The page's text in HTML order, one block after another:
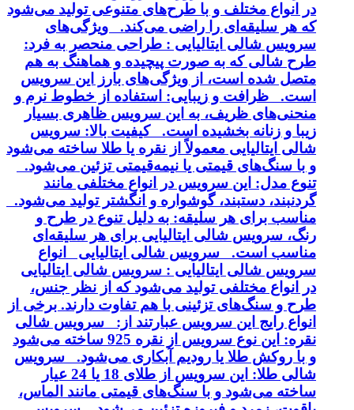
در انواع مختلف و با طرح‌های متنوعی تولید می‌شود
که هر سلیقه‌ای را راضی می‌کند. ویژگی‌های
سرویس شالی ایتالیایی : طراحی منحصر به فرد:
طرح شالی که به صورت پیچیده و هماهنگ به هم
متصل شده است، از ویژگی‌های بارز این سرویس
است. ظرافت و زیبایی: استفاده از خطوط نرم و
منحنی‌های ظریف، به این سرویس ظاهری بسیار
زیبا و زنانه بخشیده است. کیفیت بالا: سرویس
شالی ایتالیایی معمولاً از نقره یا طلا ساخته می‌شود
و با سنگ‌های قیمتی یا نیمه‌قیمتی تزئین می‌شود.
تنوع مدل: این سرویس در انواع مختلفی مانند
گردنبند، دستبند، گوشواره و انگشتر تولید می‌شود.
مناسب برای هر سلیقه: به دلیل تنوع در طرح و
رنگ، سرویس شالی ایتالیایی برای هر سلیقه‌ای
مناسب است. سرویس شالی ایتالیایی انواع
سرویس شالی ایتالیایی : سرویس شالی ایتالیایی
در انواع مختلفی تولید می‌شود که از نظر جنس،
طرح و سنگ‌های تزئینی با هم تفاوت دارند. برخی از
انواع رایج این سرویس عبارتند از: سرویس شالی
نقره: این نوع سرویس از نقره 925 ساخته می‌شود
و با روکش طلا یا رودیم آبکاری می‌شود. سرویس
شالی طلا: این سرویس از طلای 18 یا 24 عیار
ساخته می‌شود و با سنگ‌های قیمتی مانند الماس،